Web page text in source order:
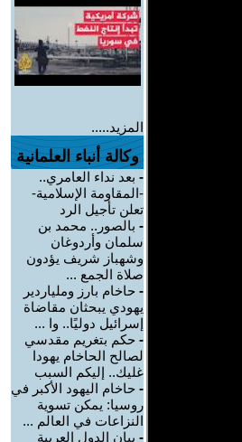
المزيد.....
وكالة أنباء العلمانية
- بعد نداء العامري..
-المقاومة الإسلامية-
تعلن تأجيل الرد
- بالصور.. محمد بن
سلمان وأردوغان
وشهباز شريف يؤدون
صلاة الجمع ...
- حاخام بارز وملياردير
يهودي يبحثان مقاضاة
إسرائيل دوليًا.. وا ...
- حكم بتغريم مقدسي
لصالح الحاخام يهودا
غليك.. إليكم السبب
- حاخام اليهود الأكبر في
روسيا: يمكن تسوية
النزاعات في العالم ...
- بيان الدول العربية